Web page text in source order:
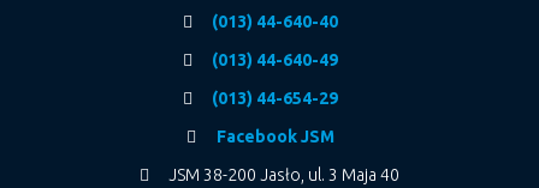
(013) 44-640-40
(013) 44-640-49
(013) 44-654-29
Facebook JSM
JSM 38-200 Jasło, ul. 3 Maja 40